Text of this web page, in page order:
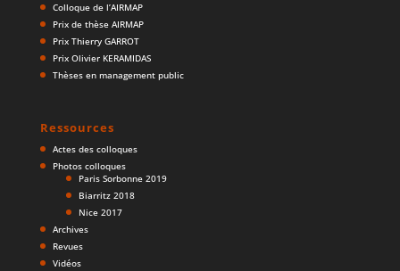
Colloque de l’AIRMAP
Prix de thèse AIRMAP
Prix Thierry GARROT
Prix Olivier KERAMIDAS
Thèses en management public
Ressources
Actes des colloques
Photos colloques
Paris Sorbonne 2019
Biarritz 2018
Nice 2017
Archives
Revues
Vidéos